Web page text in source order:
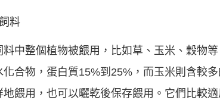
料
料中整個植物被餵用，比如草、玉米、穀物
化合物，蛋白質15%到25%，而玉米則含較
地餵用，也可以曬乾後保存餵用。它們比較